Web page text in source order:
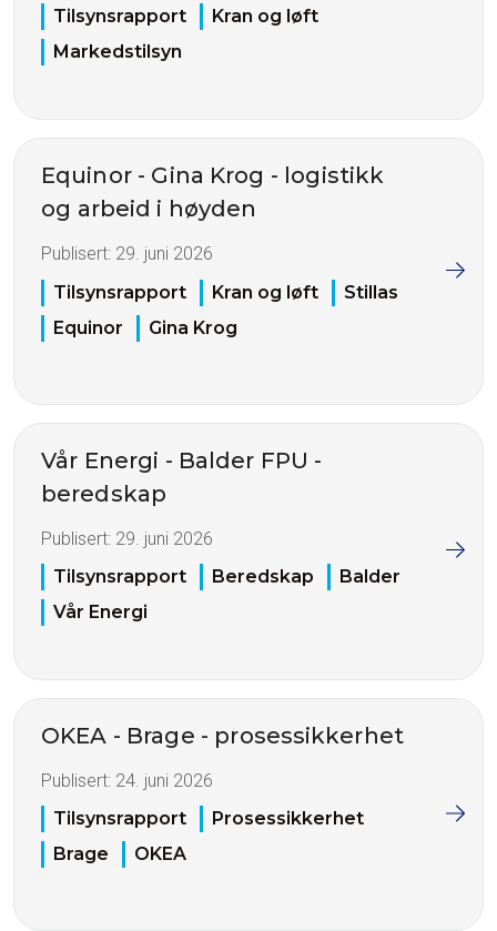
Tilsynsrapport
Kran og løft
Markedstilsyn
Equinor - Gina Krog - logistikk
og arbeid i høyden
Publisert: 29. juni 2026
Tilsynsrapport
Kran og løft
Stillas
Equinor
Gina Krog
Vår Energi - Balder FPU -
beredskap
Publisert: 29. juni 2026
Tilsynsrapport
Beredskap
Balder
Vår Energi
OKEA - Brage - prosessikkerhet
Publisert: 24. juni 2026
Tilsynsrapport
Prosessikkerhet
Brage
OKEA